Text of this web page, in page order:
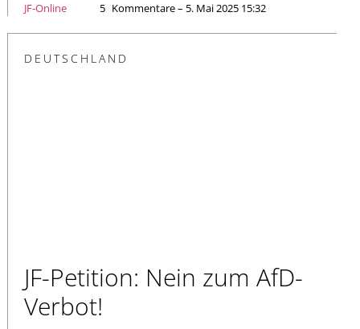
JF-Online 5 Kommentare – 5. Mai 2025 15:32
DEUTSCHLAND
JF-Petition: Nein zum AfD-
Verbot!